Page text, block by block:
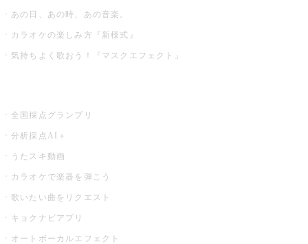
あの日、あの時、あの音楽。
カラオケの楽しみ方『新様式』
気持ちよく歌おう！『マスクエフェクト』
全国採点グランプリ
分析採点AI＋
うたスキ動画
カラオケで楽器を弾こう
歌いたい曲をリクエスト
キョクナビアプリ
オートボーカルエフェクト